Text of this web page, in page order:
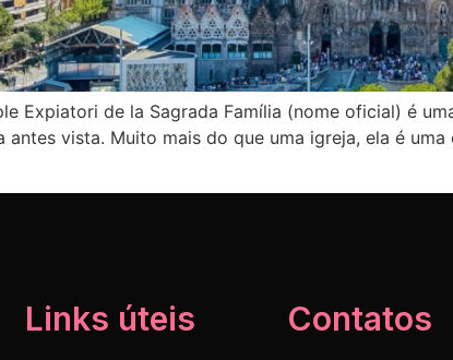
Expiatori de la Sagrada Família (nome oficial) é
antes vista. Muito mais do que uma igreja, ela é
Links úteis Contatos